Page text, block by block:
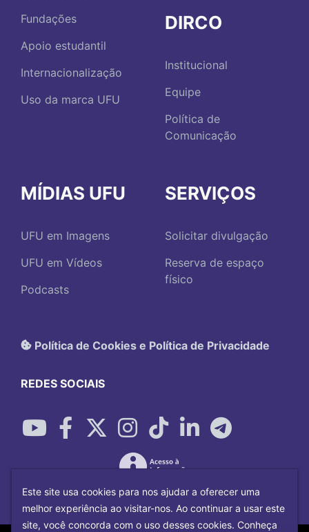
Fundações
Apoio estudantil
Internacionalização
Uso da marca UFU
DIRCO
Institucional
Equipe
Política de
Comunicação
MÍDIAS UFU
UFU em Imagens
UFU em Vídeos
Podcasts
SERVIÇOS
Solicitar divulgação
Reserva de espaço
físico
Política de Cookies e Política de Privacidade
REDES SOCIAIS
Este site usa cookies para nos ajudar a oferecer uma
melhor experiência ao visitar-nos. Ao continuar a usar este
site, você concorda com o uso desses cookies. Conheça